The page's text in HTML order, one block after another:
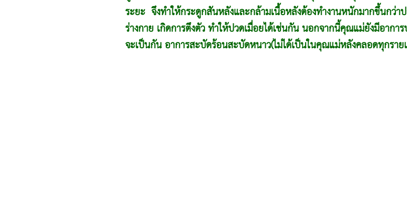
ระยะ จึงทำให้กระดูกสันหลังและกล้ามเนื้อหลังต้องทำงานหนักมากขึ้นกว่า
ร่างกาย เกิดการตึงตัว ทำให้ปวดเมื่อยได้เช่นกัน นอกจากนี้คุณแม่ยังมีอา
จะเป็นกัน อาการสะบัดร้อนสะบัดหนาว(ไม่ได้เป็นในคุณแม่หลังคลอดทุกราย